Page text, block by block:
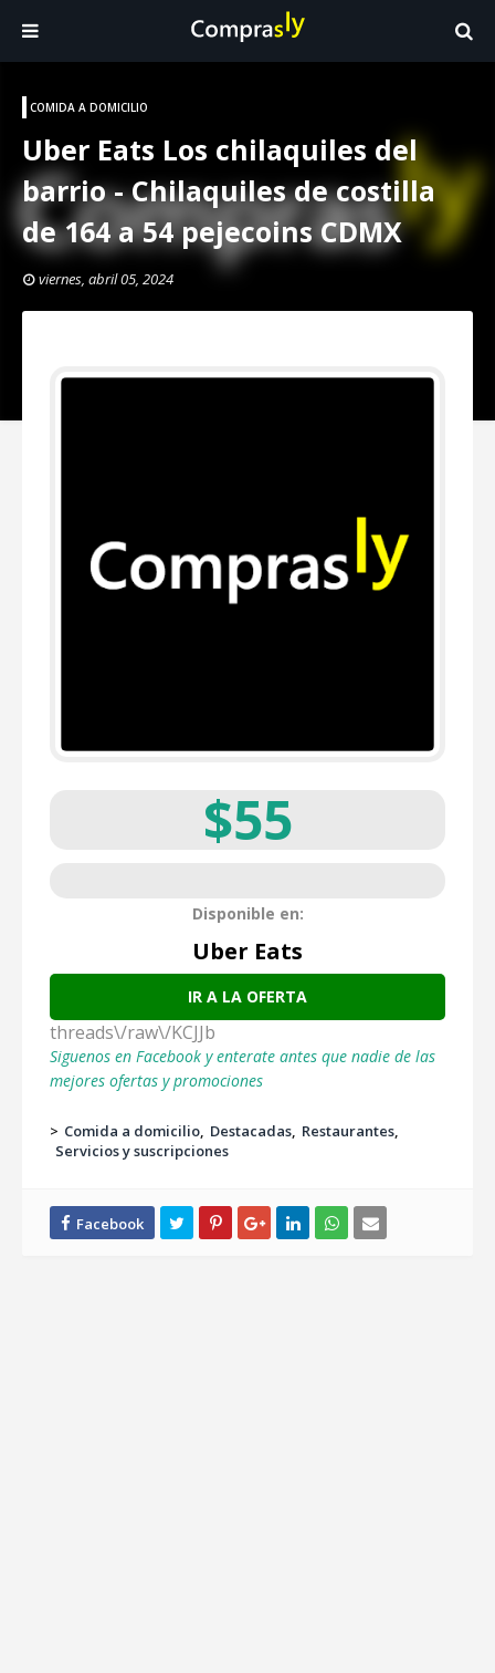
COMIDA A DOMICILIO
Uber Eats Los chilaquiles del
barrio - Chilaquiles de costilla
de 164 a 54 pejecoins CDMX
viernes, abril 05, 2024
$55
Disponible en:
Uber Eats
IR A LA OFERTA
threads\/raw\/KCJJb
Siguenos en Facebook y enterate antes que nadie de las
mejores ofertas y promociones
> Comida a domicilio Destacadas Restaurantes
Servicios y suscripciones